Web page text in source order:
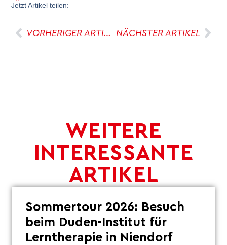
Jetzt Artikel teilen:
VORHERIGER ARTIKEL NÄCHSTER ARTIKEL
WEITERE
INTERESSANTE
ARTIKEL
Sommertour 2026: Besuch
beim Duden-Institut für
Lerntherapie in Niendorf